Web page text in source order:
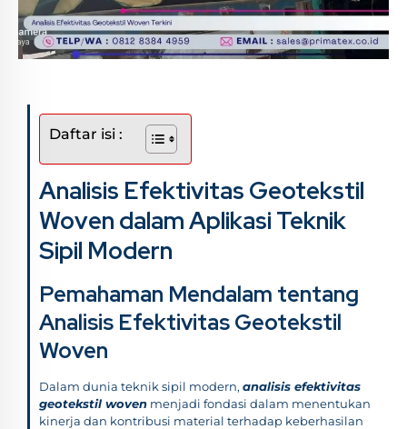
Daftar isi :
Analisis Efektivitas Geotekstil
Woven dalam Aplikasi Teknik
Sipil Modern
Pemahaman Mendalam tentang
Analisis Efektivitas Geotekstil
Woven
Dalam dunia teknik sipil modern, analisis efektivitas
geotekstil woven menjadi fondasi dalam menentukan
kinerja dan kontribusi material terhadap keberhasilan